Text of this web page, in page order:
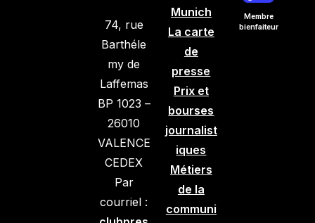
74, rue
Barthéle
my de
Laffemas
BP 1023 –
26010
VALENCE
CEDEX
Par
courriel :
Munich
La carte
de
presse
Prix et
bourses
journalist
iques
Métiers
de la
communi
Membre
bienfaiteur